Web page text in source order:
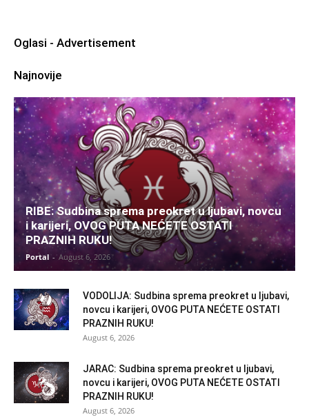
Oglasi - Advertisement
Najnovije
RIBE: Sudbina sprema preokret u ljubavi, novcu
i karijeri, OVOG PUTA NEĆETE OSTATI
PRAZNIH RUKU!
Portal - August 6, 2026
VODOLIJA: Sudbina sprema preokret u ljubavi,
novcu i karijeri, OVOG PUTA NEĆETE OSTATI
PRAZNIH RUKU!
August 6, 2026
JARAC: Sudbina sprema preokret u ljubavi,
novcu i karijeri, OVOG PUTA NEĆETE OSTATI
PRAZNIH RUKU!
August 6, 2026